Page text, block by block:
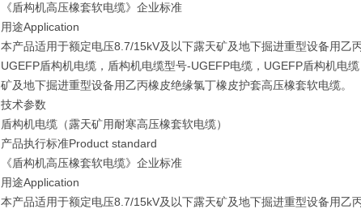
《盾构机高压橡套软电缆》企业标准
用途Application
本产品适用于额定电压8.7/15kV及以下露天矿及地下掘进重型设备用乙
UGEFP盾构机电缆，盾构机电缆型号-UGEFP电缆，UGEFP盾构机电
矿及地下掘进重型设备用乙丙橡皮绝缘氯丁橡皮护套高压橡套软电缆。
技术参数
盾构机电缆（露天矿用耐寒高压橡套软电缆）
产品执行标准Product standard
《盾构机高压橡套软电缆》企业标准
用途Application
本产品适用于额定电压8.7/15kV及以下露天矿及地下掘进重型设备用乙